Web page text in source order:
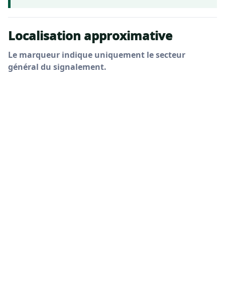
Localisation approximative
Le marqueur indique uniquement le secteur
général du signalement.